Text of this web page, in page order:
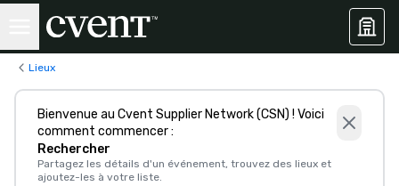
Lieux
Bienvenue au Cvent Supplier Network (CSN) ! Voici
comment commencer :
Rechercher
Partagez les détails d'un événement, trouvez des lieux et
ajoutez-les à votre liste.